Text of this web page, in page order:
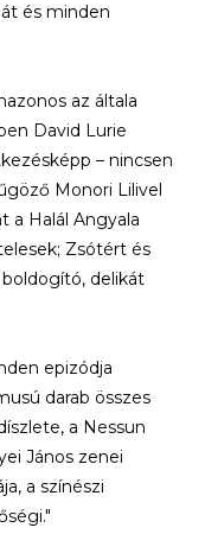
és minden
az általa
David Lurie
– nincsen
Monori Lilivel
a Halál Angyala
Zsótért és
delikát
epizódja
darab összes
a Nessun
János zenei
a színészi